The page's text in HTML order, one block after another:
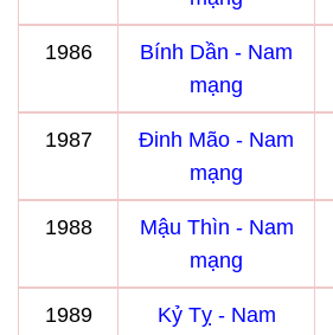
1986
Bính Dần - Nam
mạng
1987
Đinh Mão - Nam
mạng
1988
Mậu Thìn - Nam
mạng
1989
Kỷ Tỵ - Nam